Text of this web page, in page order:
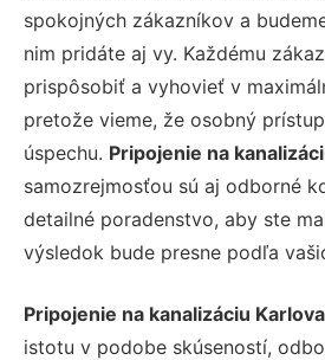
spokojných zákazníkov a
nim pridáte aj vy. Každému
prispôsobiť a vyhovieť v
pretože vieme, že osobný
úspechu. Pripojenie na
samozrejmosťou sú aj odborné
detailné poradenstvo, aby ste
výsledok bude presne podľa
Pripojenie na kanalizáciu
istotu v podobe skúseností,